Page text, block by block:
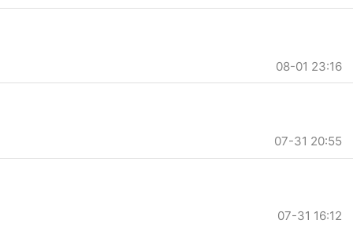
08-01 23:16
07-31 20:55
07-31 16:12